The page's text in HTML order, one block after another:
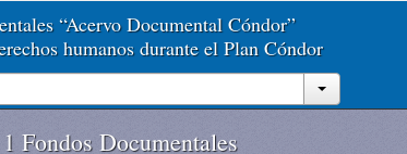
“Acervo Documental Cóndor”
humanos durante el Plan Cóndor
Fondos Documentales